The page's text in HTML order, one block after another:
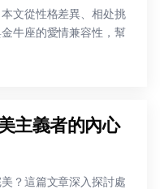
文從性格差異、相处挑
牛座的愛情兼容性，幫
主義者的內心
？這篇文章深入探討處